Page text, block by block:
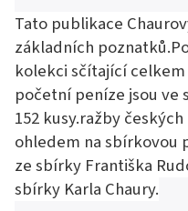
Tato publikace
základních
kolekci sčítající celkem
početní peníze jsou ve
152 kusy.ražby
ohledem na sbírkovou
ze sbírky Františka
sbírky Karla Chaury.